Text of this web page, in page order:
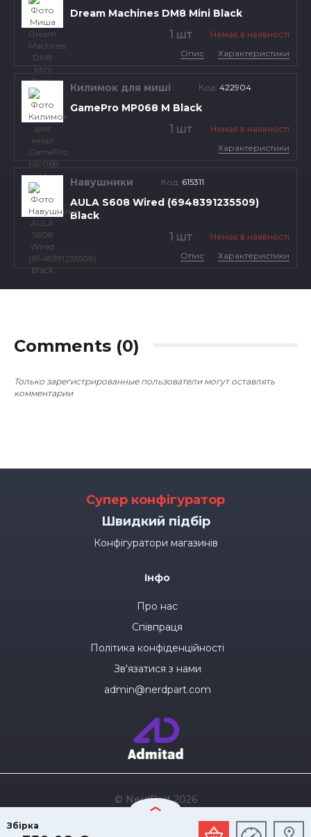
Dream Machines DM8 Mini Black
1 шт
Немає в наявності
Опис
Характеристики
Килимок для миші Код: 422904
GamePro MP068 M Black
1 шт
Немає в наявності
Характеристики
Навушники Код: 615311
AULA S608 Wired (6948391235509)
Black
1 шт
Немає в наявності
Опис
Характеристики
Comments (0)
Только зарегистрированные пользователи могут оставлять
комментарии
Збірка
Супер конфігуратор
Швидкий підбір
Конфігуратори магазинів
Інфо
Про нас
Співпраця
Політика конфіденційності
Зв'язатися з нами
admin@nerdpart.com
© NerdPart 2026
HarDevel